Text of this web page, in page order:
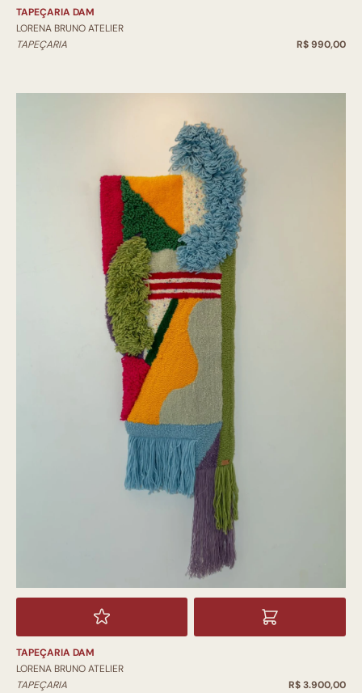
TAPEÇARIA DAM
LORENA BRUNO ATELIER
TAPEÇARIA
R$ 990,00
TAPEÇARIA DAM
LORENA BRUNO ATELIER
TAPEÇARIA
R$ 3.900,00